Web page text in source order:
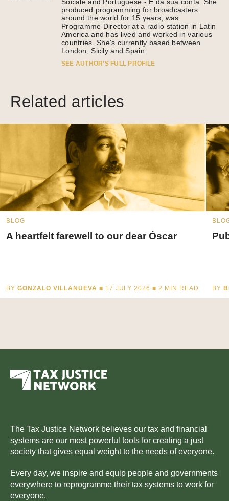
produced programming for broadcasters
around the world for 15 years, was
Programme Director at a radio station in Latin
America and has lived and worked in various
countries. She's currently based between
London, Sicily and Spain.
SEE AUTHOR’S FULL PROFILE
Related articles
BLOG
A heartfelt farewell to our dear Óscar
BY GONZALO VILLANUEVA ■ 17 JULY 2026 ■2 MIN READ BY
The Tax Justice Network believes our tax and financial
systems are our most powerful tools for creating a just
society that gives equal weight to the needs of everyone.
Every day, we inspire and equip people and governments
everywhere to reprogramme their tax systems to work for
everyone.